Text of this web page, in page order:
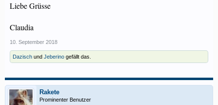
Liebe Grüsse
Claudia
10. September 2018
Dazisch und Jeberino gefällt das.
Rakete
Prominenter Benutzer